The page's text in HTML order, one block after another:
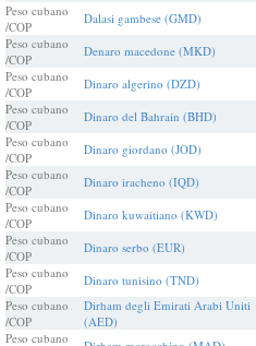
Peso cubano
/COP
Dalasi gambese (GMD)
Peso cubano
/COP
Denaro macedone (MKD)
Peso cubano
/COP
Dinaro algerino (DZD)
Peso cubano
/COP
Dinaro del Bahrain (BHD)
Peso cubano
/COP
Dinaro giordano (JOD)
Peso cubano
/COP
Dinaro iracheno (IQD)
Peso cubano
/COP
Dinaro kuwaitiano (KWD)
Peso cubano
/COP
Dinaro serbo (EUR)
Peso cubano
/COP
Dinaro tunisino (TND)
Peso cubano
/COP
Dirham degli Emirati Arabi Uniti
(AED)
Peso cubano